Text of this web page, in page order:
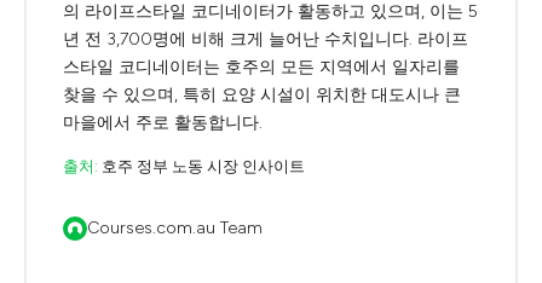
의 라이프스타일 코디네이터가 활동하고 있으며, 이는 5
년 전 3,700명에 비해 크게 늘어난 수치입니다. 라이프
스타일 코디네이터는 호주의 모든 지역에서 일자리를
찾을 수 있으며, 특히 요양 시설이 위치한 대도시나 큰
마을에서 주로 활동합니다.
출처: 호주 정부 노동 시장 인사이트
Courses.com.au Team